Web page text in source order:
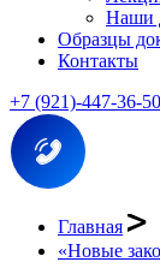
Наши
Образцы
Контакты
+7 (921)-447-36-50
Главная
«Новые